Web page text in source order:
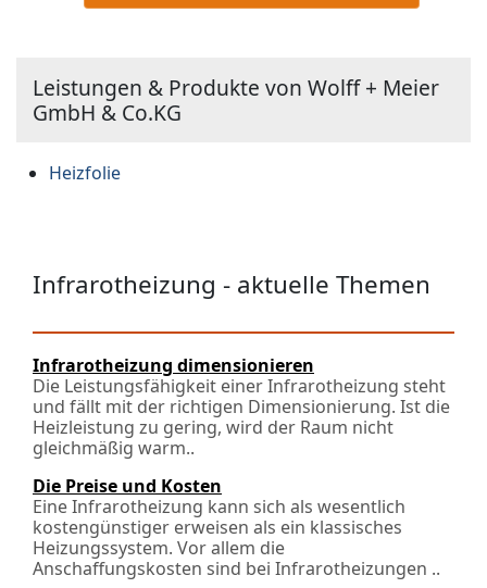
Leistungen & Produkte von Wolff + Meier
GmbH & Co.KG
Heizfolie
Infrarotheizung - aktuelle Themen
Infrarotheizung dimensionieren
Die Leistungsfähigkeit einer Infrarotheizung steht
und fällt mit der richtigen Dimensionierung. Ist die
Heizleistung zu gering, wird der Raum nicht
gleichmäßig warm..
Die Preise und Kosten
Eine Infrarotheizung kann sich als wesentlich
kostengünstiger erweisen als ein klassisches
Heizungssystem. Vor allem die
Anschaffungskosten sind bei Infrarotheizungen ..